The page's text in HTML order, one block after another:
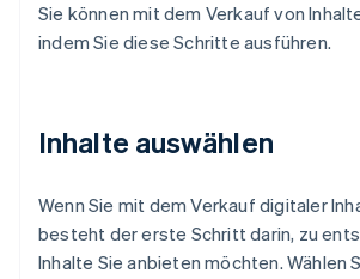
Sie können mit dem Verkauf von
indem Sie diese Schritte ausführen.
Inhalte auswählen
Wenn Sie mit dem Verkauf digitaler
besteht der erste Schritt darin, zu
Inhalte Sie anbieten möchten. Wählen